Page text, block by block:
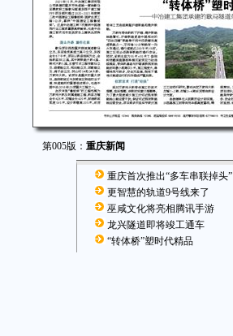
第005版： 重庆新闻
重庆首次推出“多车串联掉头”
更智慧的轨道9号线来了
巫咸文化将亮相腾讯手游
龙兴隧道即将竣工通车
“转体桥”塑时代精品